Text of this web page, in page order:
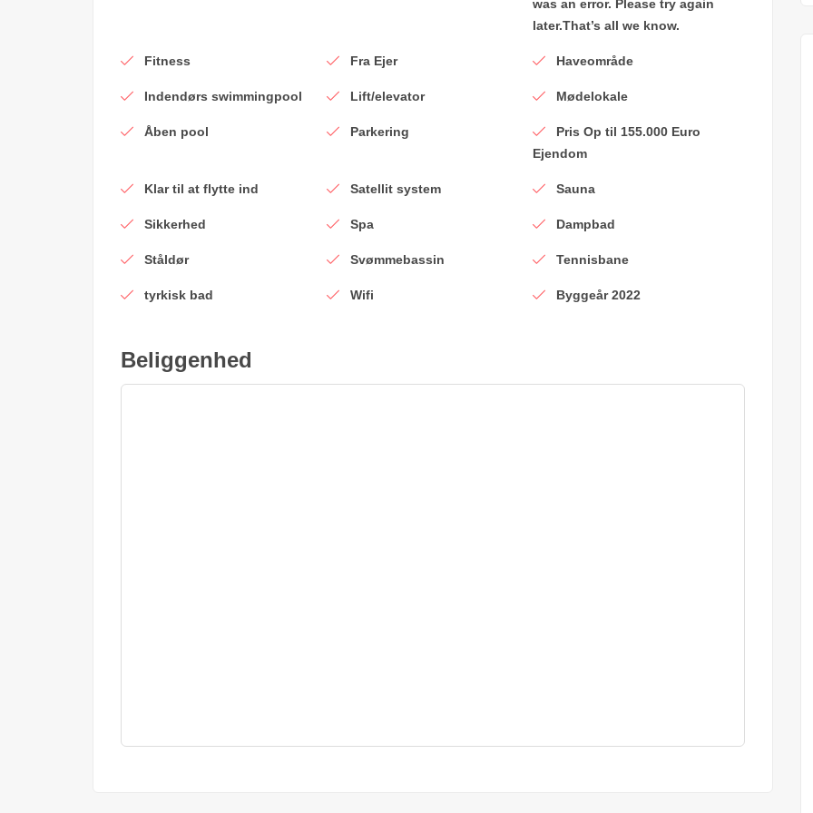
was an error. Please try again
later.That’s all we know.
Fitness Fra Ejer Haveområde
Indendørs swimmingpool Lift/elevator Mødelokale
Åben pool Parkering
Pris Op til 155.000 Euro
Ejendom
Klar til at flytte ind Satellit system Sauna
Sikkerhed Spa Dampbad
Ståldør Svømmebassin Tennisbane
tyrkisk bad Wifi Byggeår 2022
Beliggenhed